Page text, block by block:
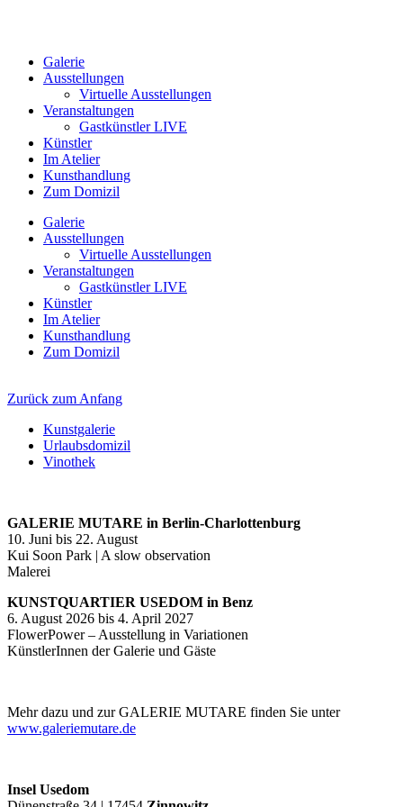
Galerie
Ausstellungen
Virtuelle Ausstellungen
Veranstaltungen
Gastkünstler LIVE
Künstler
Im Atelier
Kunsthandlung
Zum Domizil
Galerie
Ausstellungen
Virtuelle Ausstellungen
Veranstaltungen
Gastkünstler LIVE
Künstler
Im Atelier
Kunsthandlung
Zum Domizil
Zurück zum Anfang
Kunstgalerie
Urlaubsdomizil
Vinothek
GALERIE MUTARE in Berlin-Charlottenburg
10. Juni bis 22. August
Kui Soon Park | A slow observation
Malerei
KUNSTQUARTIER USEDOM in Benz
6. August 2026 bis 4. April 2027
FlowerPower – Ausstellung in Variationen
KünstlerInnen der Galerie und Gäste
Mehr dazu und zur GALERIE MUTARE finden Sie unter
www.galeriemutare.de
Insel Usedom